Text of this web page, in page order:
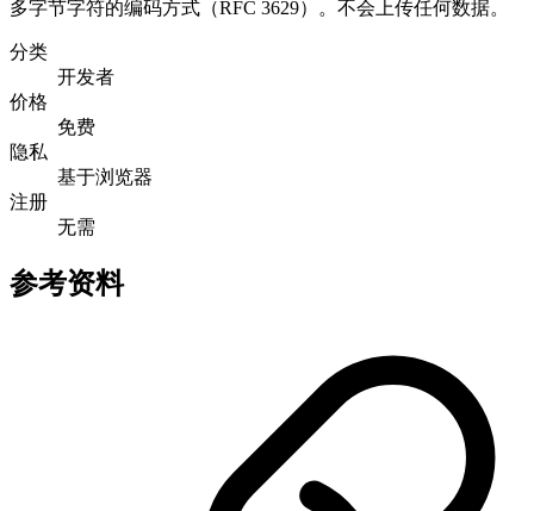
多字节字符的编码方式（RFC 3629）。不会上传任何数据。
分类
开发者
价格
免费
隐私
基于浏览器
注册
无需
参考资料